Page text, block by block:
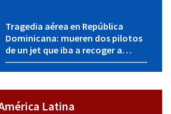
Tragedia aérea en República
Dominicana: mueren dos pilotos
de un jet que iba a recoger a
Yadier Molina
Latina